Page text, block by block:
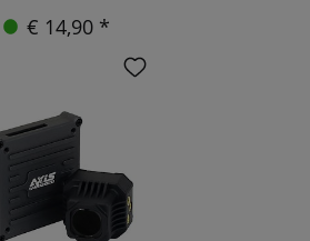
€ 14,90 *